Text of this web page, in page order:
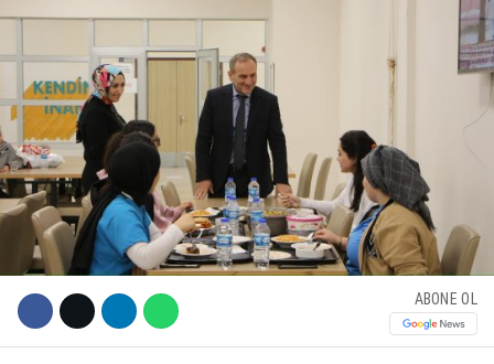
Facebook
Instagram
Youtube
ABONE OL